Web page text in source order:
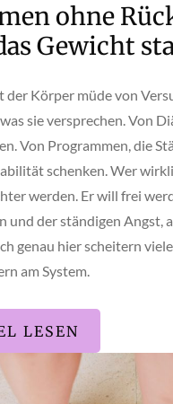
ohne
Gewicht
der Körper müde von
sie versprechen. Von
Von Programmen, die
schenken. Wer
werden. Er will frei
und der ständigen Angst,
genau hier scheitern
am System.
LESEN